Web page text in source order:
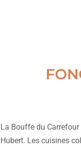
La Bouffe du
Hubert. Les cuisines